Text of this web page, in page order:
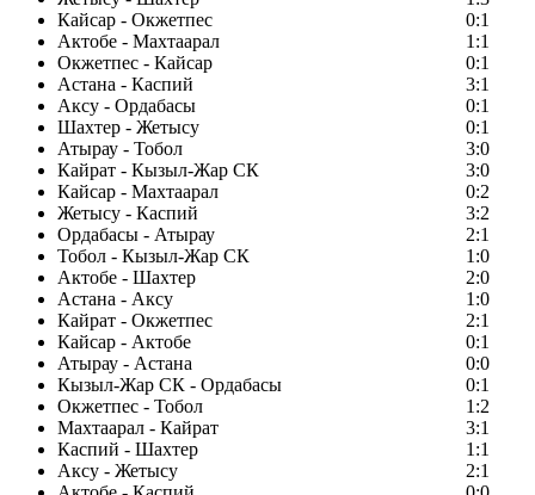
Кайсар - Окжетпес
0:1
Актобе - Махтаарал
1:1
Окжетпес - Кайсар
0:1
Астана - Каспий
3:1
Аксу - Ордабасы
0:1
Шахтер - Жетысу
0:1
Атырау - Тобол
3:0
Кайрат - Кызыл-Жар СК
3:0
Кайсар - Махтаарал
0:2
Жетысу - Каспий
3:2
Ордабасы - Атырау
2:1
Тобол - Кызыл-Жар СК
1:0
Актобе - Шахтер
2:0
Астана - Аксу
1:0
Кайрат - Окжетпес
2:1
Кайсар - Актобе
0:1
Атырау - Астана
0:0
Кызыл-Жар СК - Ордабасы
0:1
Окжетпес - Тобол
1:2
Махтаарал - Кайрат
3:1
Каспий - Шахтер
1:1
Аксу - Жетысу
2:1